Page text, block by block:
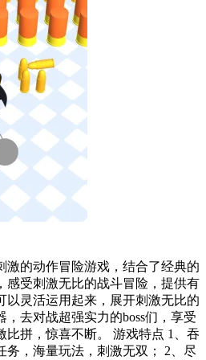
激的动作冒险游戏，结合了经典的
感受刺激无比的战斗冒险，提供有
以灵活运用起来，展开刺激无比的
去对战超强实力的boss们，享受
比拼，惊喜不断。 游戏特点 1、吞
务，海量玩法，刺激无双； 2、尽